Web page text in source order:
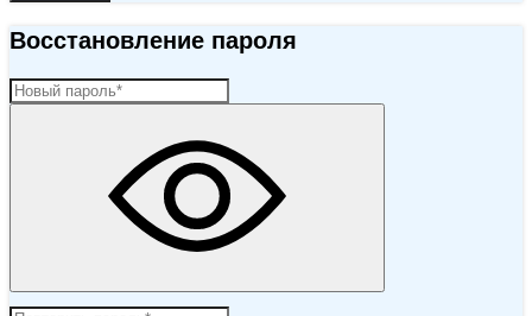
Восстановление пароля